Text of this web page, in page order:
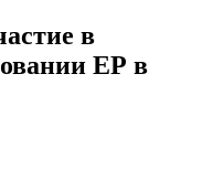
в
ЕР в